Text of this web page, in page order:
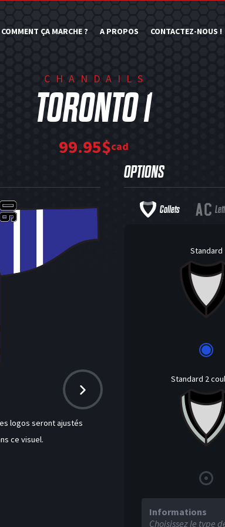
COMMENT ÇA MARCHE ? A PROPOS CONTACTEZ-NOUS !
CHANDAILS
TORONTO 1
99.95$cad
logos seront ajustés
ce visuel.
OPTIONS
Collets
Standard
Standard 2
Informations
Choisissez le type